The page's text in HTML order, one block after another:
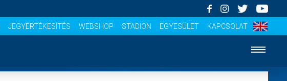
JEGYÉRTÉKESÍTÉS WEBSHOP STADION EGYESÜLET KAPCSOLAT